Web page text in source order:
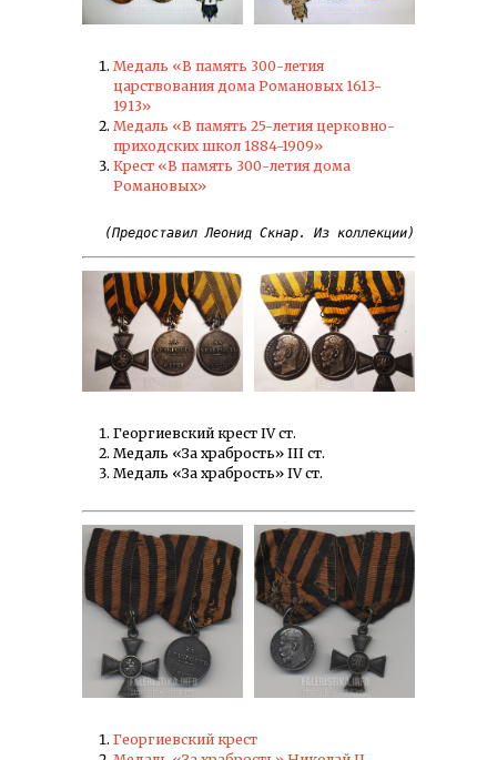
Медаль «В память 300-летия
царствования дома Романовых 1613-
1913»
Медаль «В память 25-летия церковно-
приходских школ 1884-1909»
Крест «В память 300-летия дома
Романовых»
(Предоставил Леонид Скнар. Из коллекции)
Георгиевский крест IV ст.
Медаль «За храбрость» III ст.
Медаль «За храбрость» IV ст.
Георгиевский крест